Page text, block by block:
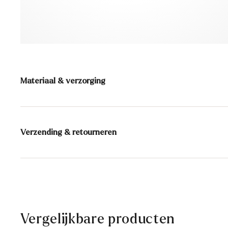
Materiaal & verzorging
Productieschaal: EU-maten
Verzending & retourneren
Levertijd 2 - 5 dagen met BPost
Vergelijkbare producten